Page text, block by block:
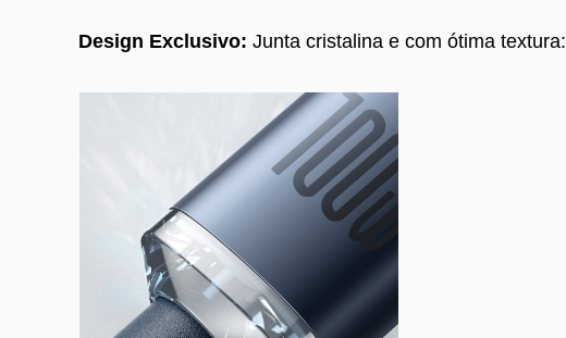
Design Exclusivo: Junta cristalina e com ótima textura: